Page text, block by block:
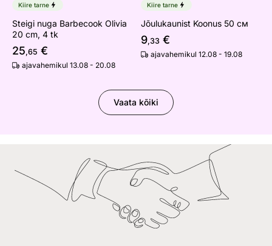
Kiire tarne
Steigi nuga Barbecook Olivia
20 cm, 4 tk
25,65 €
ajavahemikul 13.08 - 20.08
Kiire tarne
Jõulukaunist Koonus 50 см
9,33 €
ajavahemikul 12.08 - 19.08
Vaata kõiki